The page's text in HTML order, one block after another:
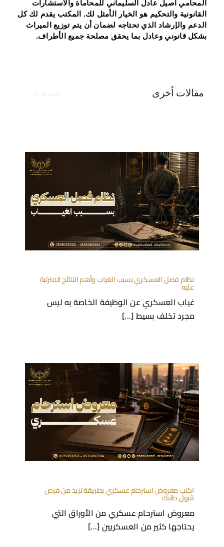
المحامي أصيل عادل السليماني للمحاماة والاستشارات
القانونية والتحكيم هو الخيار الأمثل لك. المكتب يقدم لك كل
الدعم والإرشاد الذي تحتاجه لضمان أن يتم توزيع الميراث
بشكل قانوني وعادل بما يحقق مصلحة جميع الأطراف.
مقالات أخرى
نظام فصل العسكري بسبب الغياب وأهم النتائج المترتبة
عليه
غياب العسكري عن الوظيفة الخاصة به ليس
مجرد تخلف بسيط [...]
اكتب معروض استرحام عسكري بطريقة تزيد من فرص
قبول طلبك
معروض استرحام عسكري من الأوراق التي
يحتاجها كثير من العسكريين [...]